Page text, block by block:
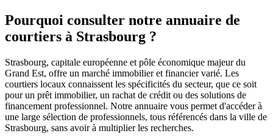
Pourquoi consulter notre annuaire de
courtiers à Strasbourg ?
Strasbourg, capitale européenne et pôle économique majeur du
Grand Est, offre un marché immobilier et financier varié. Les
courtiers locaux connaissent les spécificités du secteur, que ce soit
pour un prêt immobilier, un rachat de crédit ou des solutions de
financement professionnel. Notre annuaire vous permet d'accéder à
une large sélection de professionnels, tous référencés dans la ville de
Strasbourg, sans avoir à multiplier les recherches.